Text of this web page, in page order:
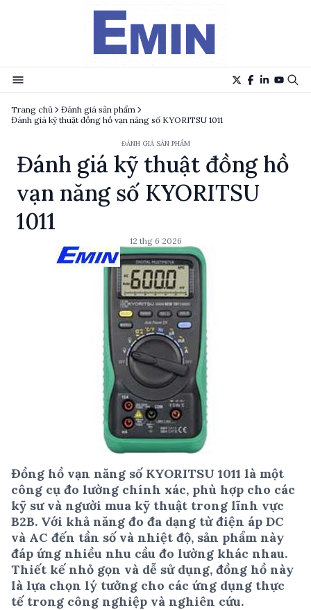
Trang chủ
Đánh giá sản phẩm
Đánh giá kỹ thuật đồng hồ vạn năng số KYORITSU 1011
ĐÁNH GIÁ SẢN PHẨM
Đánh giá kỹ thuật đồng hồ
vạn năng số KYORITSU
1011
12 thg 6 2026
Đồng hồ vạn năng số KYORITSU 1011 là một
công cụ đo lường chính xác, phù hợp cho các
kỹ sư và người mua kỹ thuật trong lĩnh vực
B2B. Với khả năng đo đa dạng từ điện áp DC
và AC đến tần số và nhiệt độ, sản phẩm này
đáp ứng nhiều nhu cầu đo lường khác nhau.
Thiết kế nhỏ gọn và dễ sử dụng, đồng hồ này
là lựa chọn lý tưởng cho các ứng dụng thực
tế trong công nghiệp và nghiên cứu.